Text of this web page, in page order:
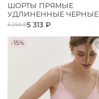
ШОРТЫ ПРЯМЫЕ
УДЛИНЕННЫЕ ЧЕРНЫЕ
6 250 ₽5 313 ₽
-15%